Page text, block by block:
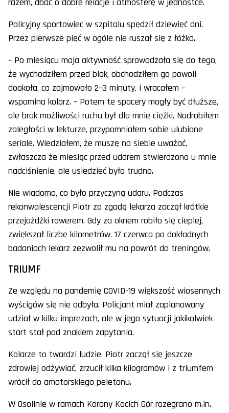
razem, dbać o dobre relacje i atmosferę w jednostce.
Policyjny sportowiec w szpitalu spędził dziewięć dni.
Przez pierwsze pięć w ogóle nie ruszał się z łóżka.
– Po miesiącu moja aktywność sprowadzała się do tego,
że wychodziłem przed blok, obchodziłem go powoli
dookoła, co zajmowało 2–3 minuty, i wracałem –
wspomina kolarz. – Potem te spacery mogły być dłuższe,
ale brak możliwości ruchu był dla mnie ciężki. Nadrobiłem
zaległości w lekturze, przypomniałem sobie ulubione
seriale. Wiedziałem, że muszę na siebie uważać,
zwłaszcza że miesiąc przed udarem stwierdzono u mnie
nadciśnienie, ale usiedzieć było trudno.
Nie wiadomo, co było przyczyną udaru. Podczas
rekonwalescencji Piotr za zgodą lekarza zaczął krótkie
przejażdżki rowerem. Gdy za oknem robiło się cieplej,
zwiększał liczbę kilometrów. 17 czerwca po dokładnych
badaniach lekarz zezwolił mu na powrót do treningów.
TRIUMF
Ze względu na pandemię COVID-19 większość wiosennych
wyścigów się nie odbyła. Policjant miał zaplanowany
udział w kilku imprezach, ale w jego sytuacji jakikolwiek
start stał pod znakiem zapytania.
Kolarze to twardzi ludzie. Piotr zaczął się jeszcze
zdrowiej odżywiać, zrzucił kilka kilogramów i z triumfem
wrócił do amatorskiego peletonu.
W Osolinie w ramach Korony Kocich Gór rozegrano m.in.